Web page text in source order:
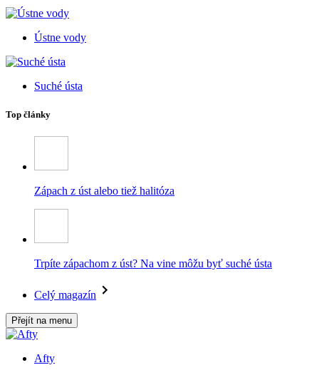
Ústne vody
Suché ústa
Top články
Zápach z úst alebo tiež halitóza
Trpíte zápachom z úst? Na vine môžu byť suché ústa
Celý magazín
Přejít na menu
Afty